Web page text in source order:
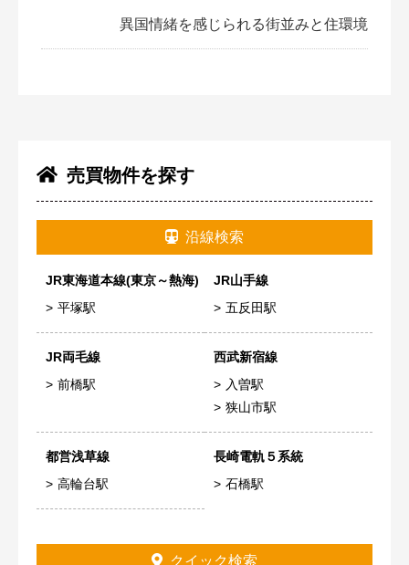
売買物件を探す
沿線検索
JR東海道本線(東京～熱海)
平塚駅
JR山手線
五反田駅
JR両毛線
前橋駅
西武新宿線
入曽駅
狭山市駅
都営浅草線
高輪台駅
長崎電軌５系統
石橋駅
クイック検索
異国情緒を感じられる街並みと住環境